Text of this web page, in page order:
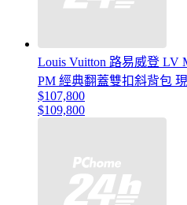
Louis Vuitton 路易威登 LV
PM 經典翻蓋雙扣斜背包
$107,800
$109,800